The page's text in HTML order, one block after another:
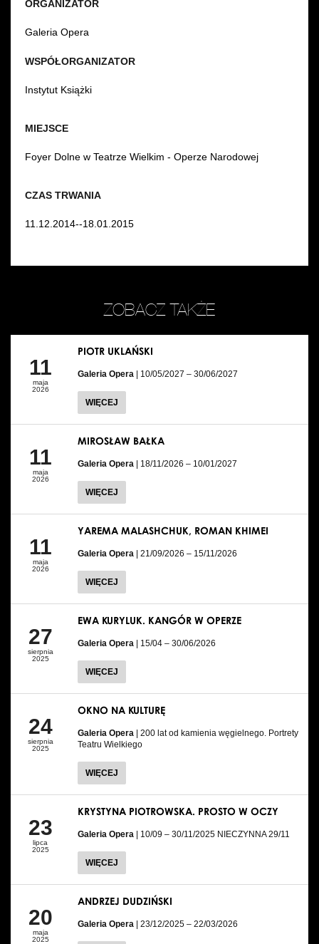
CZAS TRWANIA
11.12.2014--18.01.2015
MIEJSCE
Foyer Dolne w Teatrze Wielkim - Operze Narodowej
ORGANIZATOR
Galeria Opera
WSPÓŁORGANIZATOR
Instytut Książki
ZOBACZ TAKŻE
11
maja
2026
PIOTR UKLAŃSKI
Galeria Opera | 10/05/2027 – 30/06/2027
WIĘCEJ
11
maja
2026
MIROSŁAW BAŁKA
Galeria Opera | 18/11/2026 – 10/01/2027
WIĘCEJ
11
maja
2026
YAREMA MALASHCHUK, ROMAN KHIMEI
Galeria Opera | 21/09/2026 – 15/11/2026
WIĘCEJ
27
sierpnia
2025
EWA KURYLUK. KANGÓR W OPERZE
Galeria Opera | 15/04 – 30/06/2026
WIĘCEJ
24
sierpnia
2025
OKNO NA KULTURĘ
Galeria Opera | 200 lat od kamienia węgielnego. Portrety
Teatru Wielkiego
WIĘCEJ
23
lipca
2025
KRYSTYNA PIOTROWSKA. PROSTO W OCZY
Galeria Opera | 10/09 – 30/11/2025 NIECZYNNA 29/11
WIĘCEJ
20
maja
2025
ANDRZEJ DUDZIŃSKI
Galeria Opera | 23/12/2025 – 22/03/2026